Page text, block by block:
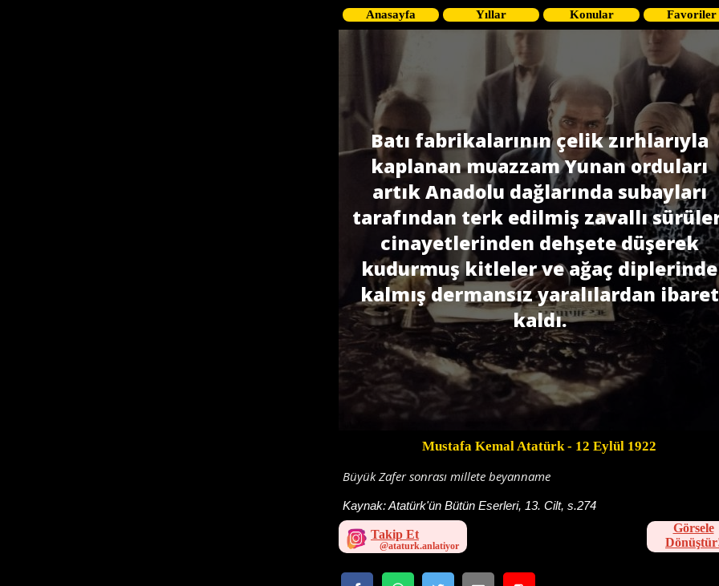
Anasayfa Yıllar Konular Favoriler
Batı fabrikalarının çelik zırhlarıyla
kaplanan muazzam Yunan orduları
artık Anadolu dağlarında subayları
tarafından terk edilmiş zavallı
cinayetlerinden dehşete düşerek
kudurmuş kitleler ve ağaç diplerinde
kalmış dermansız yaralılardan ibaret
kaldı.
Mustafa Kemal Atatürk- 12 Eylül 1922
Büyük Zafer sonrası millete beyanname
Kaynak:Atatürk'ün Bütün Eserleri, 13. Cilt, s.274
Takip Et
Görsele